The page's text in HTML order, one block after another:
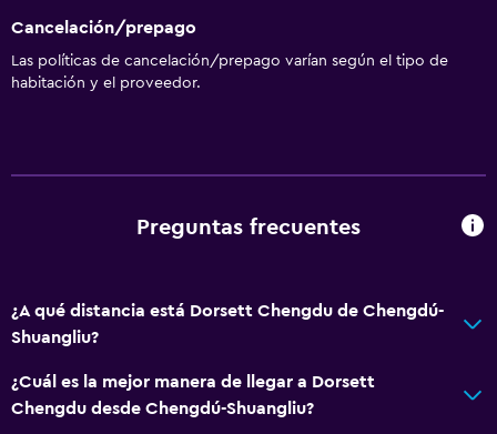
Cancelación/prepago
Las políticas de cancelación/prepago varían según el tipo de
habitación y el proveedor.
Preguntas frecuentes
¿A qué distancia está Dorsett Chengdu de Chengdú-
Shuangliu?
¿Cuál es la mejor manera de llegar a Dorsett
Chengdu desde Chengdú-Shuangliu?